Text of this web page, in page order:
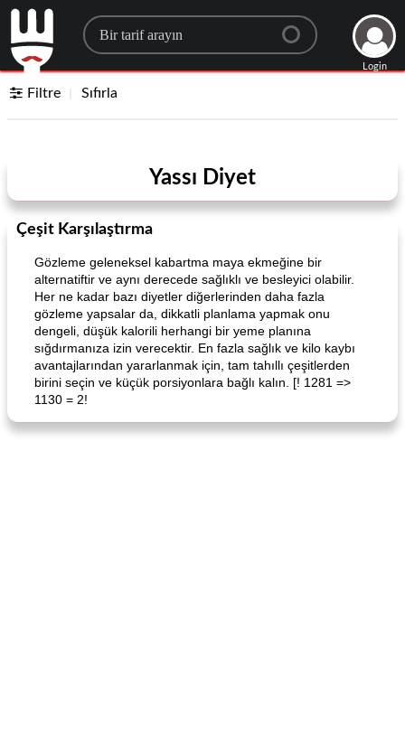
Search for a recipe
Login
Filtre Sıfırla
Yassı Diyet
Çeşit Karşılaştırma
Gözleme geleneksel kabartma maya ekmeğine bir
alternatiftir ve aynı derecede sağlıklı ve besleyici olabilir.
Her ne kadar bazı diyetler diğerlerinden daha fazla
gözleme yapsalar da, dikkatli planlama yapmak onu
dengeli, düşük kalorili herhangi bir yeme planına
sığdırmanıza izin verecektir. En fazla sağlık ve kilo kaybı
avantajlarından yararlanmak için, tam tahıllı çeşitlerden
birini seçin ve küçük porsiyonlara bağlı kalın. [! 1281 =>
1130 = 2!